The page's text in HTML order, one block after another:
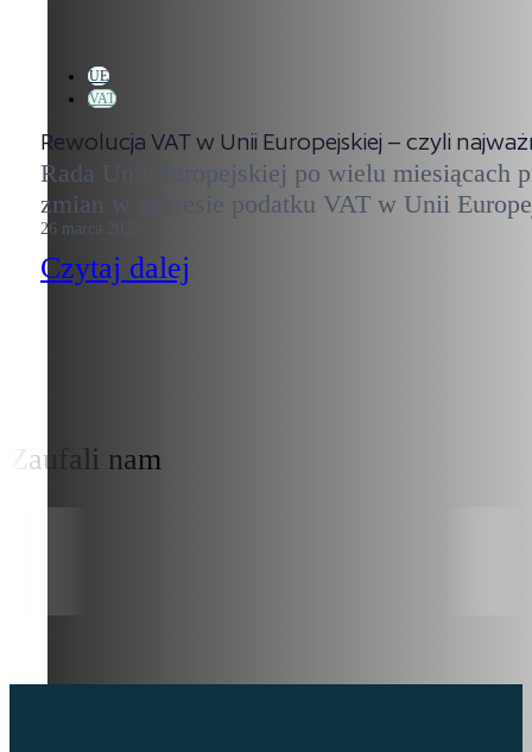
UE
VAT
Rewolucja VAT w Unii Europejskiej – czyli
Rada Unii Europejskiej po wielu miesiącach
zmian w zakresie podatku VAT w Unii
26 marca 2025
Czytaj dalej
Zaufali nam